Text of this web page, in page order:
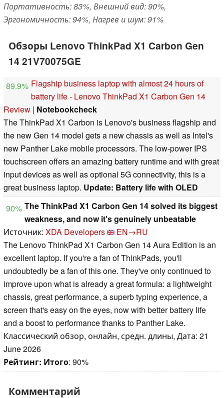
Портативность: 83%, Внешний вид: 90%,
Эргономичность: 94%, Нагрев и шум: 91%
Обзоры Lenovo ThinkPad X1 Carbon Gen
14 21V70075GE
89.9% Flagship business laptop with almost 24 hours of
battery life - Lenovo ThinkPad X1 Carbon Gen 14
Review | Notebookcheck
The ThinkPad X1 Carbon is Lenovo's business flagship and
the new Gen 14 model gets a new chassis as well as Intel's
new Panther Lake mobile processors. The low-power IPS
touchscreen offers an amazing battery runtime and with great
input devices as well as optional 5G connectivity, this is a
great business laptop. Update: Battery life with OLED
90% The ThinkPad X1 Carbon Gen 14 solved its biggest
weakness, and now it's genuinely unbeatable
Источник: XDA Developers
EN→RU
The Lenovo ThinkPad X1 Carbon Gen 14 Aura Edition is an
excellent laptop. If you're a fan of ThinkPads, you'll
undoubtedly be a fan of this one. They've only continued to
improve upon what is already a great formula: a lightweight
chassis, great performance, a superb typing experience, a
screen that's easy on the eyes, now with better battery life
and a boost to performance thanks to Panther Lake.
Классический обзор, онлайн, средн. длины, Дата: 21
June 2026
Рейтинг: Итого: 90%
Комментарий